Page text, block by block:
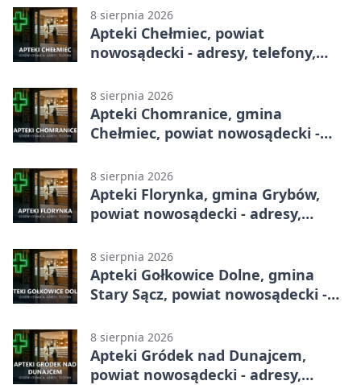
8 sierpnia 2026
Apteki Chełmiec, powiat
nowosądecki - adresy, telefony,
8 sierpnia 2026
Apteki Chomranice, gmina
Chełmiec, powiat nowosądecki -
8 sierpnia 2026
Apteki Florynka, gmina Grybów,
powiat nowosądecki - adresy,
8 sierpnia 2026
Apteki Gołkowice Dolne, gmina
Stary Sącz, powiat nowosądecki -
8 sierpnia 2026
Apteki Gródek nad Dunajcem,
powiat nowosądecki - adresy,